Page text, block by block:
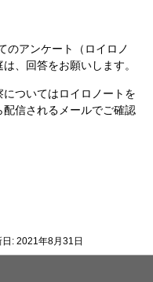
のアンケート（ロイロノ
、回答をお願いします。
ついてはロイロノートを
信されるメールでご確認
日: 2021年8月31日